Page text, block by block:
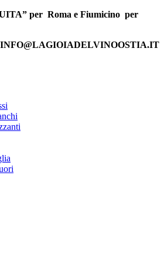
per Roma e Fiumicino per